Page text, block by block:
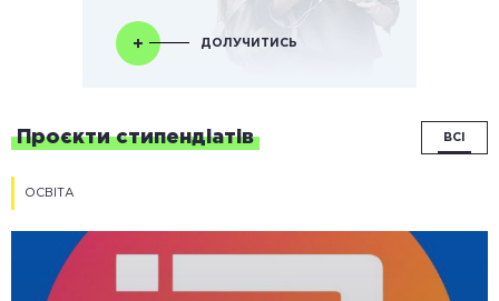
ДОЛУЧИТИСЬ
Проєкти стипендіатів ВСІ
ОСВІТА